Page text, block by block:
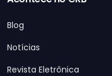
Blog
Notícias
Revista Eletrônica